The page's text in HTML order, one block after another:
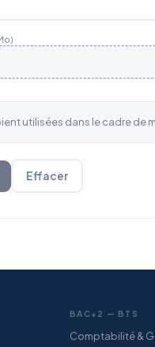
utilisées dans le cadre de
Effacer
BAC+2 — BTS
Comptabilité &